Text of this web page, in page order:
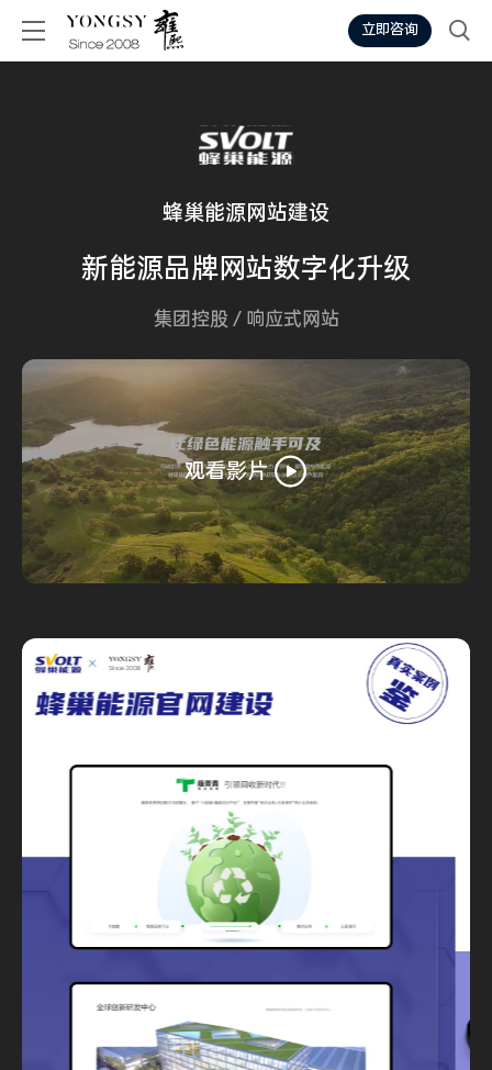
立即咨询
蜂巢能源网站建设
新能源品牌网站数字化升级
集团控股 / 响应式网站
观看影片